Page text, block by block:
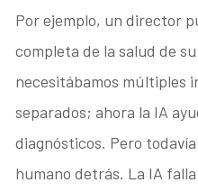
Por ejemplo, un director
completa de la salud de
necesitábamos múltiples
separados; ahora la IA
diagnósticos. Pero
humano detrás. La IA